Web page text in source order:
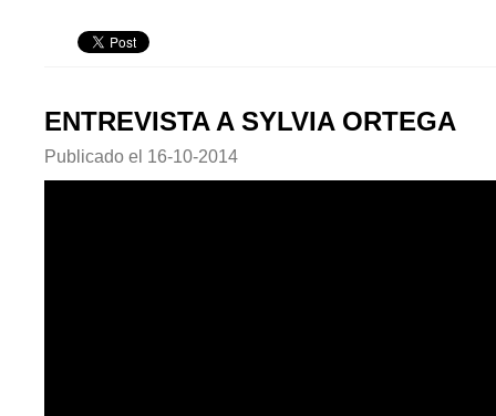
ENTREVISTA A SYLVIA ORTEGA
Publicado el 16-10-2014